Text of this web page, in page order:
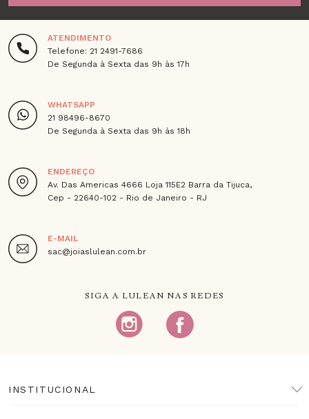
ATENDIMENTO
Telefone: 21 2491-7686
De Segunda à Sexta das 9h às 17h
WHATSAPP
21 98496-8670
De Segunda à Sexta das 9h às 18h
ENDEREÇO
Av. Das Americas 4666 Loja 115E2 Barra da Tijuca,
Cep - 22640-102 - Rio de Janeiro - RJ
E-MAIL
sac@joiaslulean.com.br
SIGA A LULEAN NAS REDES
INSTITUCIONAL